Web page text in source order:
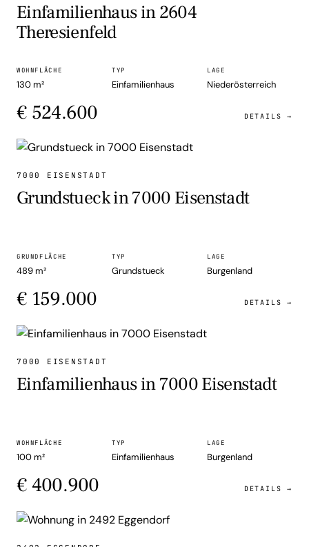
Einfamilienhaus in 2604
Theresienfeld
WOHNFLÄCHE
130 m²
TYP
Einfamilienhaus
LAGE
Niederösterreich
€ 524.600 DETAILS →
7000 EISENSTADT
Grundstueck in 7000 Eisenstadt
GRUNDFLÄCHE
489 m²
TYP
Grundstueck
LAGE
Burgenland
€ 159.000 DETAILS →
7000 EISENSTADT
Einfamilienhaus in 7000 Eisenstadt
WOHNFLÄCHE
100 m²
TYP
Einfamilienhaus
LAGE
Burgenland
€ 400.900 DETAILS →